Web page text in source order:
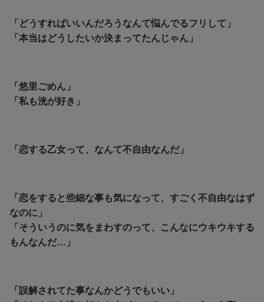
「どうすればいいんだろうなんて悩んでるフリして」
「本当はどうしたいか決まってたんじゃん」
「悠里ごめん」
「私も洸が好き」
「恋する乙女って、なんて不自由なんだ」
「恋をすると些細な事も気になって、すごく不自由なはず
なのに」
「そういうのに気をまわすのって、こんなにウキウキする
もんなんだ…」
「誤解されてた事なんかどうでもいい」